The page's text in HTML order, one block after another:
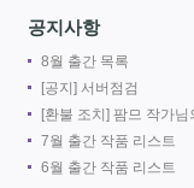
2026-08-09
공지사항
8월 출간 목록
[공지] 서버점검
[환불 조치] 팜므 작가님의 비서 착취는 출간 취소로
7월 출간 작품 리스트
6월 출간 작품 리스트